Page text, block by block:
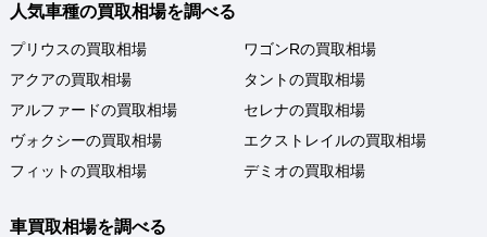
人気車種の買取相場を調べる
プリウスの買取相場
アクアの買取相場
アルファードの買取相場
ヴォクシーの買取相場
フィットの買取相場
ワゴンRの買取相場
タントの買取相場
セレナの買取相場
エクストレイルの買取相場
デミオの買取相場
車買取相場を調べる